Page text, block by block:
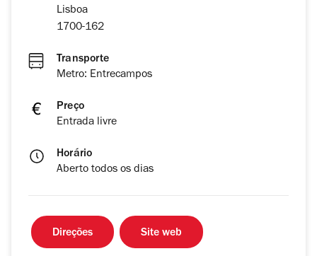
Lisboa
1700-162
Transporte
Metro: Entrecampos
Preço
Entrada livre
Horário
Aberto todos os dias
Direções Site web